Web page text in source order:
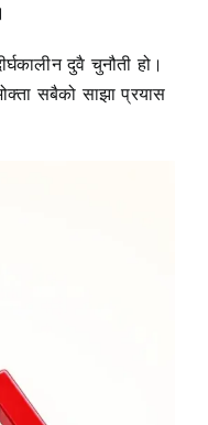
दुवै चुनौती हो।
सबैको साझा प्रयास